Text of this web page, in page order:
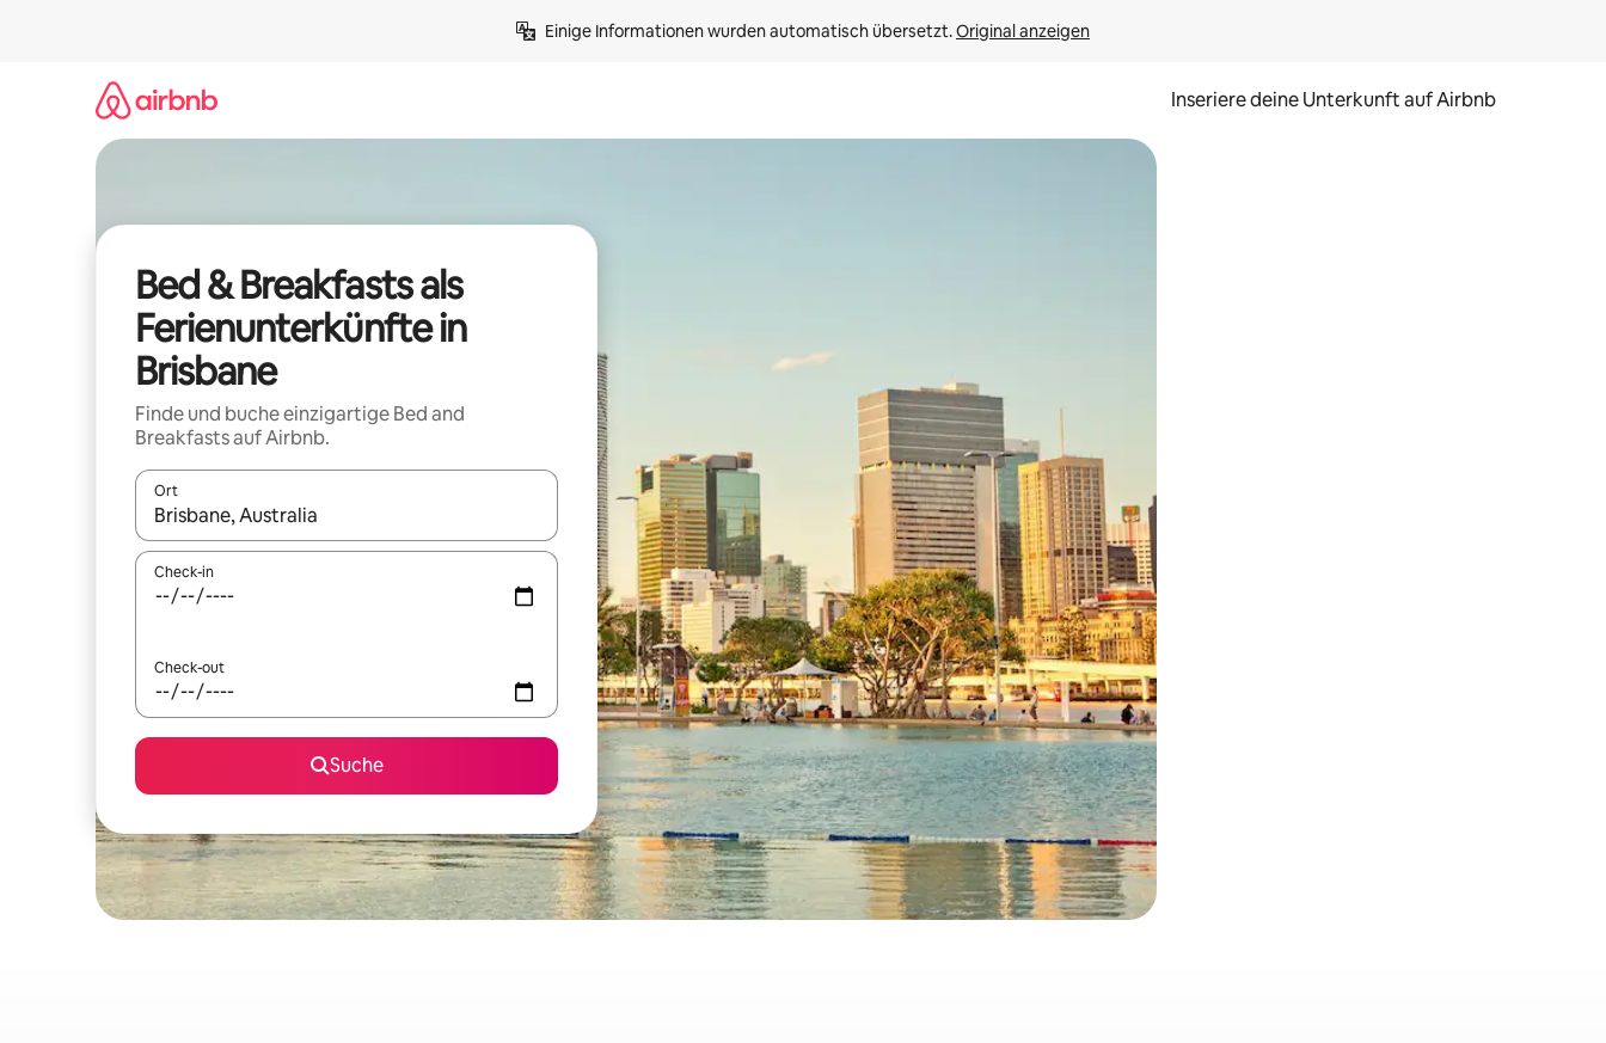
Einige Informationen wurden automatisch übersetzt. Original anzeigen
Inseriere deine Unterkunft auf Airbnb
Bed & Breakfasts als
Ferienunterkünfte in
Brisbane
Finde und buche einzigartige Bed and
Breakfasts auf Airbnb.
Ort
Wenn Ergebnisse verfügbar sind, navigiere mit den Pfeiltasten nach oben und unten oder erkunde die Ergebnisse durch Berühren oder Wischgesten.
Check-in
Check-out
Suche